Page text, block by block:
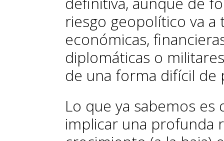
riesgo geopolítico va
económicas,
diplomáticas o
de una forma difícil de
Lo que ya sabemos
implicar una profunda